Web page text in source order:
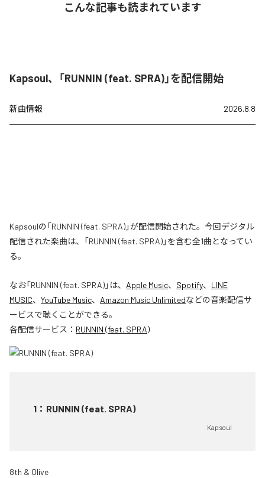
こんな記事も読まれています
Kapsoul、「RUNNIN (feat. SPRA)」を配信開始
新曲情報 2026.8.8
Kapsoulの「RUNNIN (feat. SPRA)」が配信開始された。今回デジタル
配信された楽曲は、「RUNNIN (feat. SPRA)」を含む全1曲となってい
る。
なお「RUNNIN (feat. SPRA)」は、 Apple Music、 Spotify、 LINE
MUSIC、 YouTube Music、 Amazon Music Unlimitedなどの音楽配信サ
ービスで聴くことができる。
各配信サービス： RUNNIN (feat. SPRA)
1 ： RUNNIN (feat. SPRA)
Kapsoul
8th & Olive